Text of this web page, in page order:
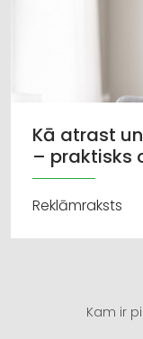
Kā atrast
– praktisks
Reklāmraksts
Kam ir